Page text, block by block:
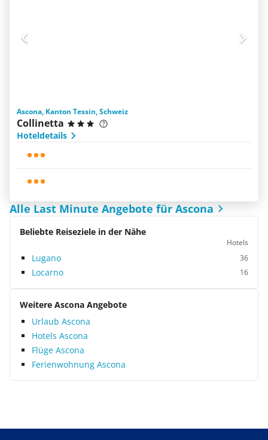
Ascona, Kanton Tessin, Schweiz
Collinetta
Hoteldetails
Alle Last Minute Angebote für Ascona
Beliebte Reiseziele in der Nähe
Hotels
Lugano 36
Locarno 16
Weitere Ascona Angebote
Urlaub Ascona
Hotels Ascona
Flüge Ascona
Ferienwohnung Ascona